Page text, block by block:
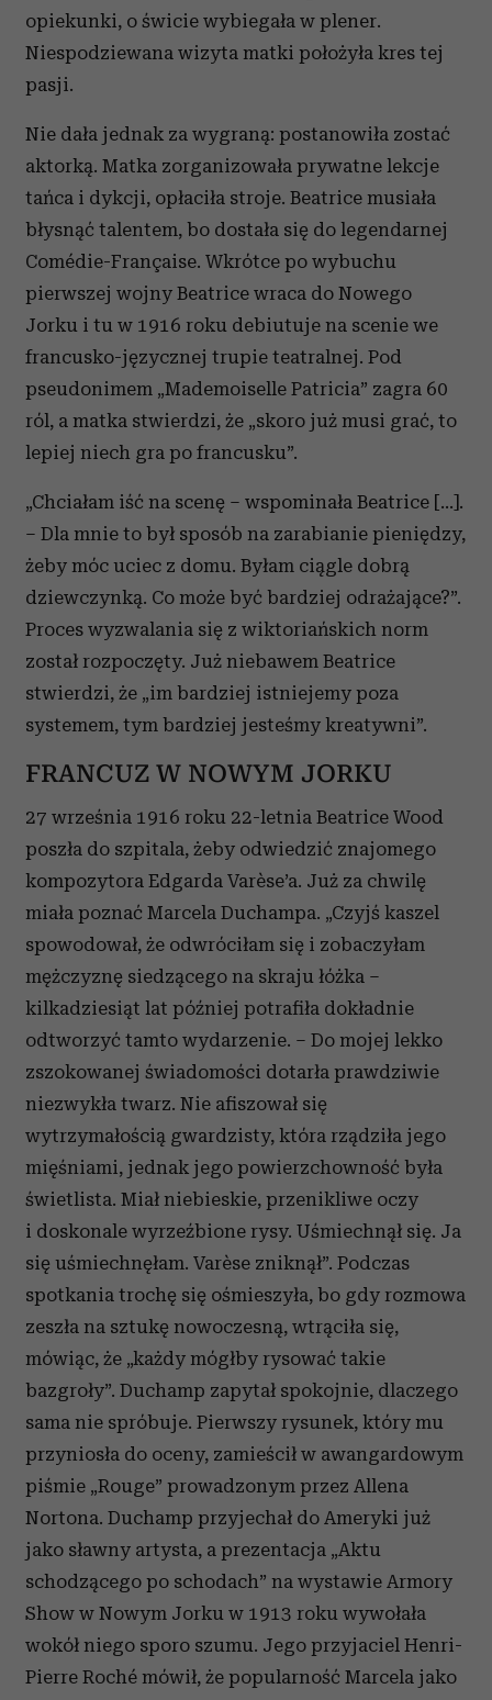
opiekunki, o świcie wybiegała w plener.
Niespodziewana wizyta matki położyła kres tej
pasji.
Nie dała jednak za wygraną: postanowiła zostać
aktorką. Matka zorganizowała prywatne lekcje
tańca i dykcji, opłaciła stroje. Beatrice musiała
błysnąć talentem, bo dostała się do legendarnej
Comédie-Française. Wkrótce po wybuchu
pierwszej wojny Beatrice wraca do Nowego
Jorku i tu w 1916 roku debiutuje na scenie we
francusko-języcznej trupie teatralnej. Pod
pseudonimem „Mademoiselle Patricia” zagra 60
ról, a matka stwierdzi, że „skoro już musi grać, to
lepiej niech gra po francusku”.
„Chciałam iść na scenę – wspominała Beatrice [...].
– Dla mnie to był sposób na zarabianie pieniędzy,
żeby móc uciec z domu. Byłam ciągle dobrą
dziewczynką. Co może być bardziej odrażające?”.
Proces wyzwalania się z wiktoriańskich norm
został rozpoczęty. Już niebawem Beatrice
stwierdzi, że „im bardziej istniejemy poza
systemem, tym bardziej jesteśmy kreatywni”.
FRANCUZ W NOWYM JORKU
27 września 1916 roku 22-letnia Beatrice Wood
poszła do szpitala, żeby odwiedzić znajomego
kompozytora Edgarda Varèse’a. Już za chwilę
miała poznać Marcela Duchampa. „Czyjś kaszel
spowodował, że odwróciłam się i zobaczyłam
mężczyznę siedzącego na skraju łóżka –
kilkadziesiąt lat później potrafiła dokładnie
odtworzyć tamto wydarzenie. – Do mojej lekko
zszokowanej świadomości dotarła prawdziwie
niezwykła twarz. Nie afiszował się
wytrzymałością gwardzisty, która rządziła jego
mięśniami, jednak jego powierzchowność była
świetlista. Miał niebieskie, przenikliwe oczy
i doskonale wyrzeźbione rysy. Uśmiechnął się. Ja
się uśmiechnęłam. Varèse zniknął”. Podczas
spotkania trochę się ośmieszyła, bo gdy rozmowa
zeszła na sztukę nowoczesną, wtrąciła się,
mówiąc, że „każdy mógłby rysować takie
bazgroły”. Duchamp zapytał spokojnie, dlaczego
sama nie spróbuje. Pierwszy rysunek, który mu
przyniosła do oceny, zamieścił w awangardowym
piśmie „Rouge” prowadzonym przez Allena
Nortona. Duchamp przyjechał do Ameryki już
jako sławny artysta, a prezentacja „Aktu
schodzącego po schodach” na wystawie Armory
Show w Nowym Jorku w 1913 roku wywołała
wokół niego sporo szumu. Jego przyjaciel Henri-
Pierre Roché mówił, że popularność Marcela jako